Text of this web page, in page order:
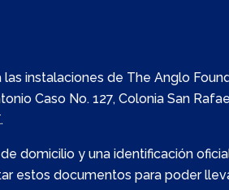
instalaciones de The Anglo
Caso No. 127, Colonia San
domicilio y una identificación
estos documentos para poder